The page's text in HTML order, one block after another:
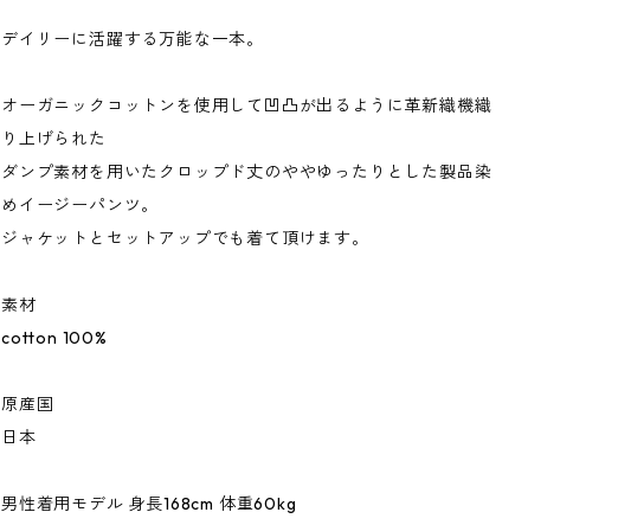
デイリーに活躍する万能な一本。
オーガニックコットンを使用して凹凸が出るように革新織機織
り上げられた
ダンプ素材を用いたクロップド丈のややゆったりとした製品染
めイージーパンツ。
ジャケットとセットアップでも着て頂けます。
素材
cotton 100%
原産国
日本
男性着用モデル 身長168cm 体重60kg